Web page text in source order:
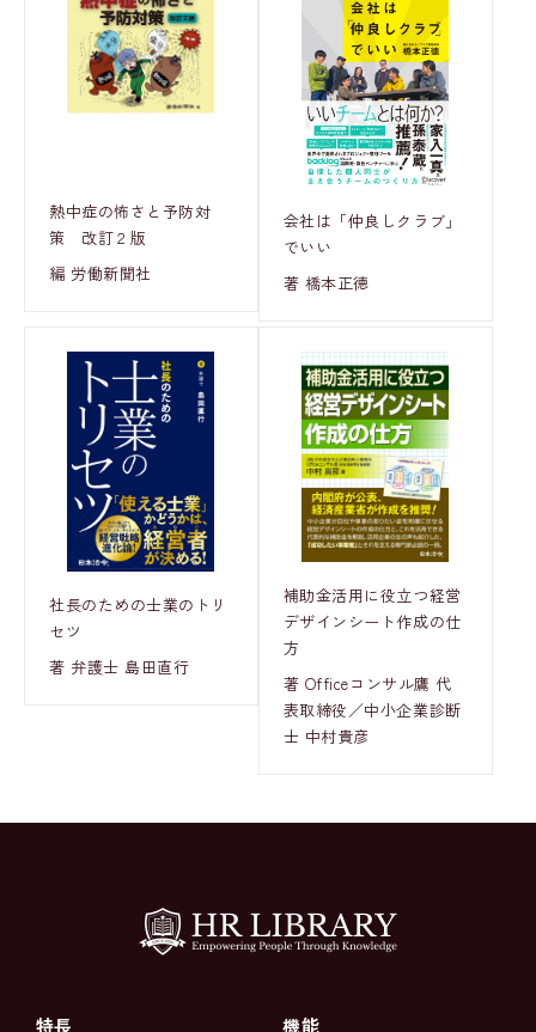
熱中症の怖さと予防対
策 改訂２版
編 労働新聞社
会社は「仲良しクラブ」
でいい
著 橋本正徳
社長のための士業のトリ
セツ
著 弁護士 島田直行
補助金活用に役立つ経営
デザインシート作成の仕
方
著 Officeコンサル鷹 代
表取締役／中小企業診断
士 中村貴彦
特長 機能